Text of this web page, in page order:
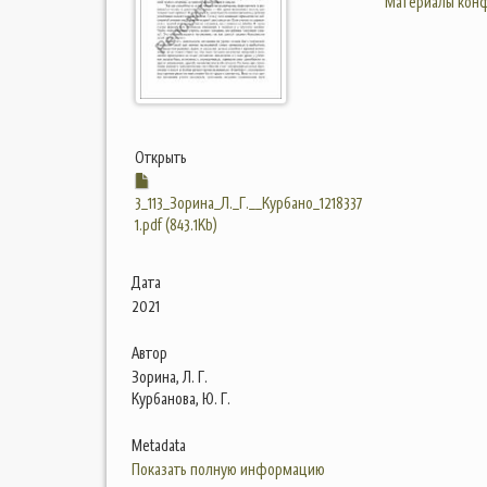
Открыть
3_113_Зорина_Л._Г.__Курбано_1218337
1.pdf (843.1Kb)
Дата
2021
Автор
Зорина, Л. Г.
Курбанова, Ю. Г.
Metadata
Показать полную информацию